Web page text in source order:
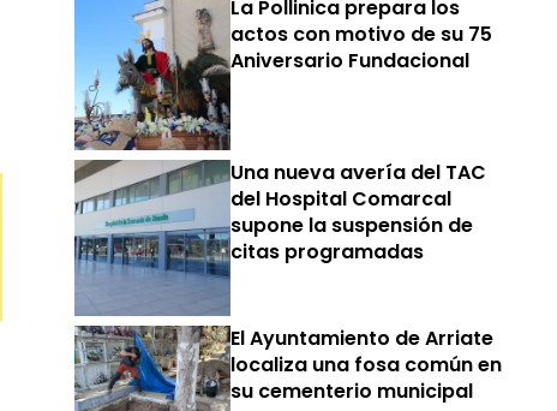
La Pollinica prepara los
actos con motivo de su 75
Aniversario Fundacional
Una nueva avería del TAC
del Hospital Comarcal
supone la suspensión de
citas programadas
El Ayuntamiento de Arriate
localiza una fosa común en
su cementerio municipal